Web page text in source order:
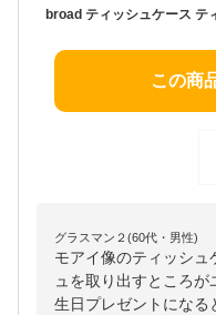
この商
グラスマン２(60代・男性)
モアイ像のティッシュ
ュを取り出すところ
生日プレゼントになる